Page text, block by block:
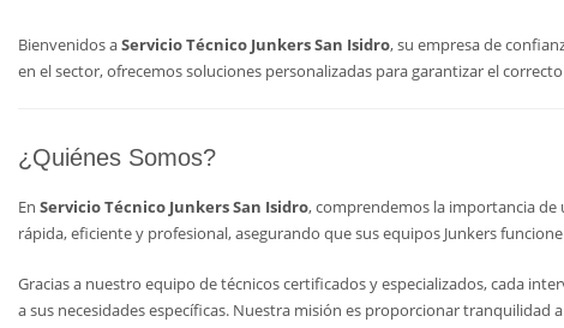
Bienvenidos aServicio Técnico Junkers San Isidro, su empresa de
en el sector, ofrecemos soluciones personalizadas para garantizar el
¿Quiénes Somos?
En Servicio Técnico Junkers San Isidro, comprendemos la importancia
rápida, eficiente y profesional, asegurando que sus equipos Junkers
Gracias a nuestro equipo de técnicos certificados y especializados, cada
a sus necesidades específicas. Nuestra misión es proporcionar